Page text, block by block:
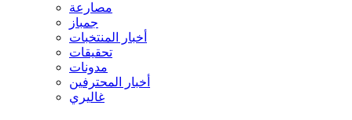
مصارعة
جمباز
أخبار المنتخبات
تحقيقات
مدونات
أخبار المحترفين
غاليري